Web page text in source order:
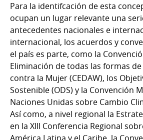
Para la identifcación de esta
ocupan un lugar relevante una
antecedentes nacionales e
internacional, los acuerdos y
el país es parte, como la
Eliminación de todas las formas
contra la Mujer (CEDAW), los
Sostenible (ODS) y la Convención
Naciones Unidas sobre Cambio
Así como, a nivel regional la
en la XIII Conferencia Regional